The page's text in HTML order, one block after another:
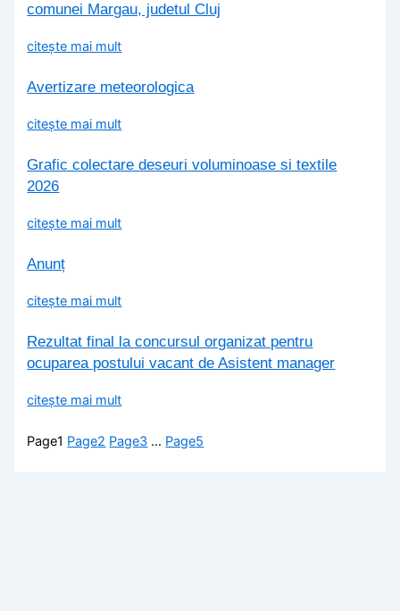
comunei Margau, judetul Cluj
citește mai mult
Avertizare meteorologica
citește mai mult
Grafic colectare deseuri voluminoase si textile
2026
citește mai mult
Anunț
citește mai mult
Rezultat final la concursul organizat pentru
ocuparea postului vacant de Asistent manager
citește mai mult
Page1 Page2 Page3 … Page5